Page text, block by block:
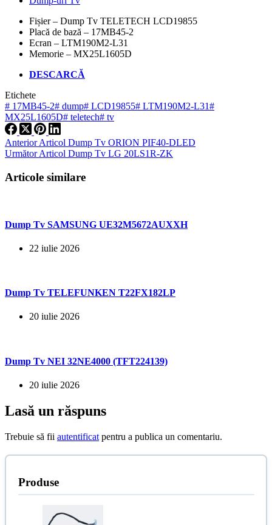
Fișier – Dump Tv TELETECH LCD19855
Placă de bază – 17MB45-2
Ecran – LTM190M2-L31
Memorie – MX25L1605D
DESCARCĂ
Etichete
# 17MB45-2# dump# LCD19855# LTM190M2-L31#
MX25L1605D# teletech# tv
AnteriorArticol Dump Tv ORION PIF40-DLED
UrmătorArticol Dump Tv LG 20LS1R-ZK
Articole similare
Dump Tv SAMSUNG UE32M5672AUXXH
22 iulie 2026
Dump Tv TELEFUNKEN T22FX182LP
20 iulie 2026
Dump Tv NEI 32NE4000 (TFT224139)
20 iulie 2026
Lasă un răspuns
Trebuie să fii autentificat pentru a publica un comentariu.
Produse